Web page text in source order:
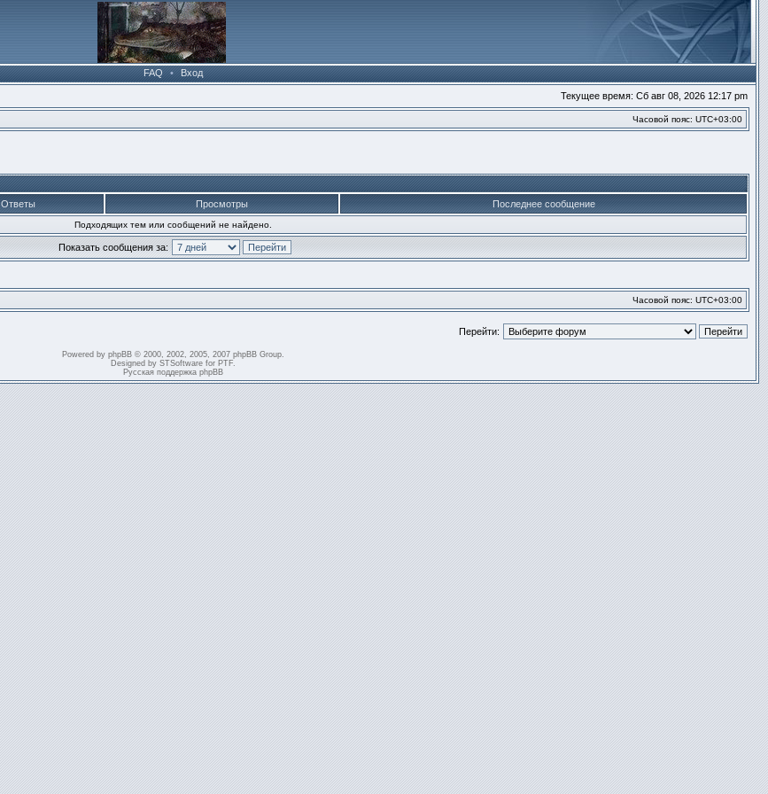
FAQ • Вход
Текущее время: Сб авг 08, 2026 12:17 pm
Часовой пояс: UTC+03:00
Ответы Просмотры Последнее сообщение
Подходящих тем или сообщений не найдено.
Показать сообщения за:
Часовой пояс: UTC+03:00
Перейти:
Powered by phpBB© 2000, 2002, 2005, 2007 phpBB Group.
Designed by STSoftwarefor PTF.
Русская поддержка phpBB